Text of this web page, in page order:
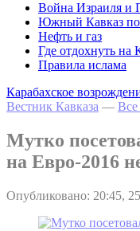
Война Израиля и
Южный Кавказ
Нефть и газ
Где отдохнуть на
Правила ислама
Карабахское
Вестник Кавказа — Все
Мутко
на Евро-2016
Опубликовано: 20:45,